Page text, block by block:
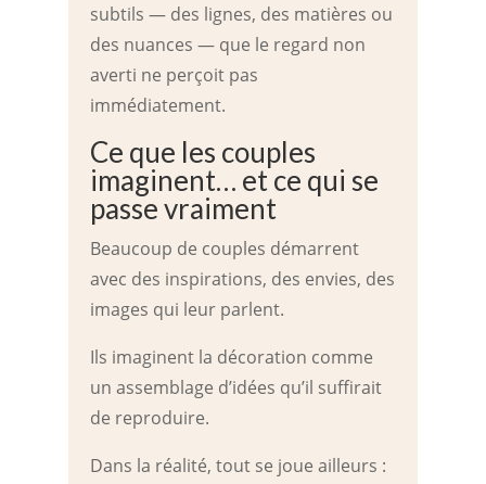
subtils — des lignes, des matières ou
des nuances — que le regard non
averti ne perçoit pas
immédiatement.
Ce que les couples
imaginent… et ce qui se
passe vraiment
Beaucoup de couples démarrent
avec des inspirations, des envies, des
images qui leur parlent.
Ils imaginent la décoration comme
un assemblage d’idées qu’il suffirait
de reproduire.
Dans la réalité, tout se joue ailleurs :